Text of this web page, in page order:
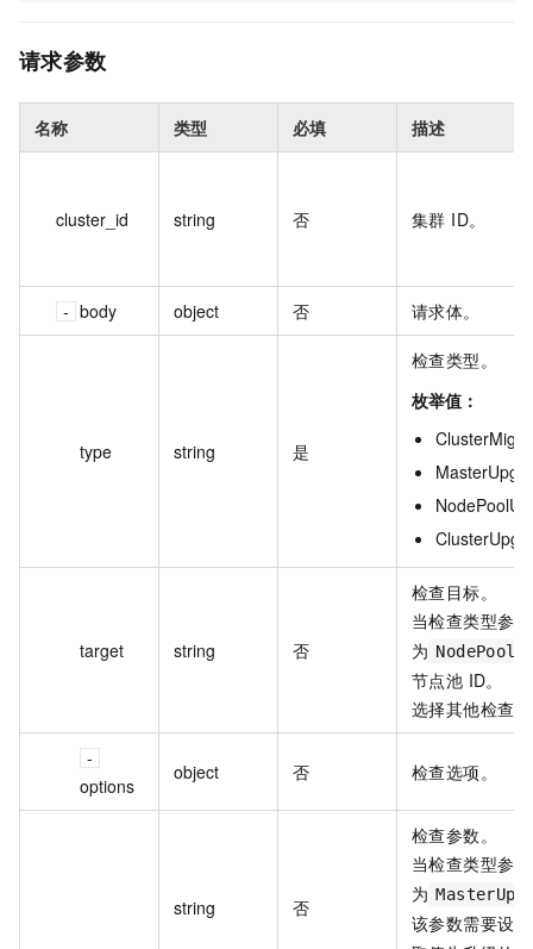
请求参数
名称 类型 必填 描述
cluster_id string 否 集群 ID。
body object 否 请求体。
type string 是
检查类型。
枚举值：
target string 否
检查目标。
当检查类型参数
为
节点池 ID。
选择其他检查
options
object 否 检查选项。
string 否
检查参数。
当检查类型参数
为
该参数需要设